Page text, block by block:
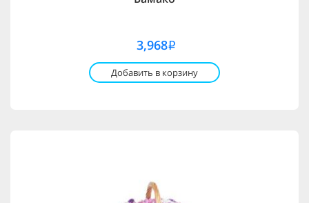
3,968i
Добавить в корзину